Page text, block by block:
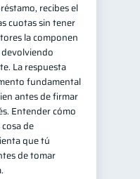
10
8
recibes el
cuotas sin tener
la componen
La respuesta
fundamental
antes de firmar
Entender cómo
de
que tú
de tomar